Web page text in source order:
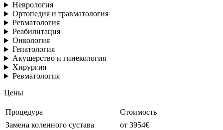
Неврология
Ортопедия и травматология
Ревматология
Реабилитация
Онкология
Гепатология
Акушерство и гинекология
Хирургия
Ревматология
Цены
Процедура
Стоимость
Замена коленного сустава
от 3954€